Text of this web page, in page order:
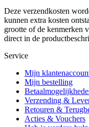
Deze verzendkosten
kunnen extra kosten
grootte of de kenmerken
direct in de
Service
Mijn
Mijn bestelling
Verzending &
Retouren &
Acties & Vouchers